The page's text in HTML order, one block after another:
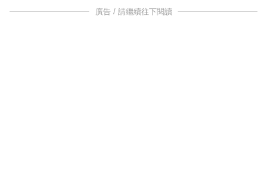
廣告 / 請繼續往下閱讀